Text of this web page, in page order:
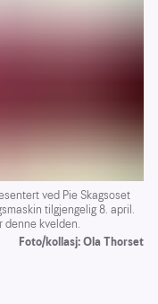
ved Pie Skagsoset
tilgjengelig 8. april.
denne kvelden.
Foto/kollasj: Ola Thorset